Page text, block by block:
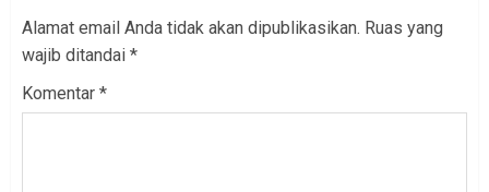
Alamat email Anda tidak akan dipublikasikan. Ruas yang
wajib ditandai *
Komentar *